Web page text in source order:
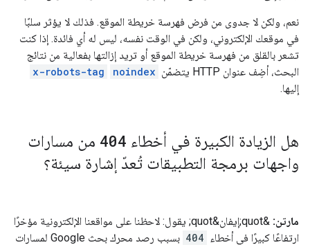
نعم، ولكن لا جدوى من فرض فهرسة خريطة الموقع. فذلك لا يؤثر سلبًا
في موقعك الإلكتروني، ولكن في الوقت نفسه، ليس له أي فائدة. إذا كنت
تشعر بالقلق من فهرسة خريطة الموقع أو تريد إزالتها بفعالية من نتائج
البحث، أضِف عنوان HTTP يتضمّن
noindex
x-robots-tag
إليها.
هل الزيادة الكبيرة في أخطاء 404 من مسارات
واجهات برمجة التطبيقات تُعدّ إشارة سيئة؟
مارتن:
&quot;إيفان&quot; يقول: لاحظنا على مواقعنا الإلكترونية مؤخرًا
ارتفاعًا كبيرًا في أخطاء 404
بسبب رصد محرك بحث Google لمسارات